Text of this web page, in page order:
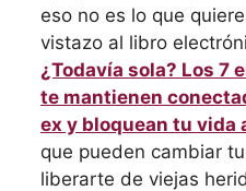
eso no es lo que
vistazo al libro
¿Todavía sola? Los 7
te mantienen
ex y bloquean tu vida
que pueden cambiar
liberarte de viejas